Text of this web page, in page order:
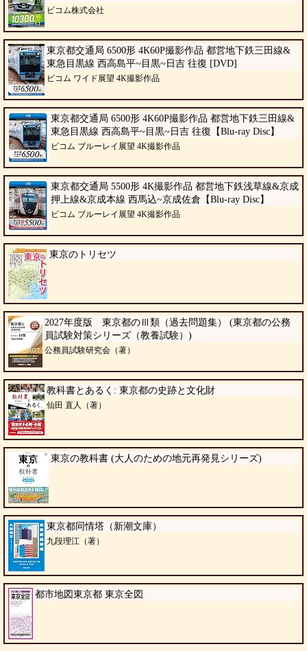
ビコム株式会社
東京都交通局 6500形 4K60P撮影作品 都営地下鉄三田線&
東急目黒線 西高島平~目黒~日吉 往復 [DVD]
ビコム ワイド展望 4K撮影作品
東京都交通局 6500形 4K60P撮影作品 都営地下鉄三田線&
東急目黒線 西高島平~目黒~日吉 往復【Blu-ray Disc】
ビコム ブルーレイ展望 4K撮影作品
東京都交通局 5500形 4K撮影作品 都営地下鉄浅草線&京成
押上線&京成本線 西馬込~京成佐倉【Blu-ray Disc】
ビコム ブルーレイ展望 4K撮影作品
東京のトリセツ
2027年度版 東京都のⅢ類（過去問題集） (東京都の公務
員試験対策シリーズ（教養試験）)
公務員試験研究会（著）
教科書とあるく: 東京都の史跡と文化財
仙田 直人（著）
東京の教科書 (大人のための地元再発見シリーズ)
東京都同情塔（新潮文庫）
九段理江（著）
都市地図東京都 東京全図